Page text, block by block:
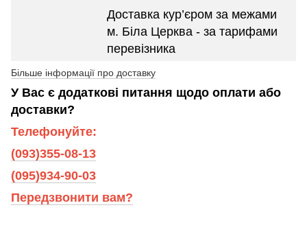
Доставка кур’єром за межами
м. Біла Церква - за тарифами
перевізника
Більше інформації про доставку
У Вас є додаткові питання щодо оплати або
доставки?
Телефонуйте:
(093)355-08-13
(095)934-90-03
Передзвонити вам?